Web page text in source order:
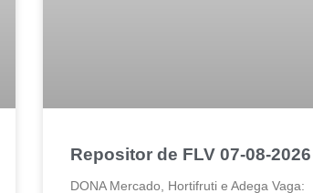
Repositor de FLV 07-08-2026
DONA Mercado, Hortifruti e Adega Vaga: